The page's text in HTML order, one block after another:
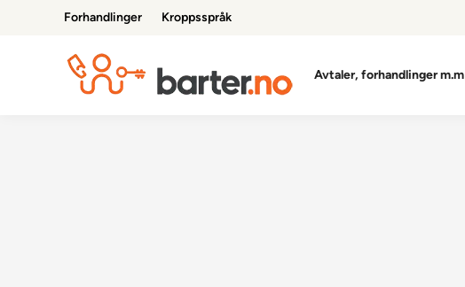
Forhandlinger Kroppsspråk
Avtaler, forhandlinger m.m